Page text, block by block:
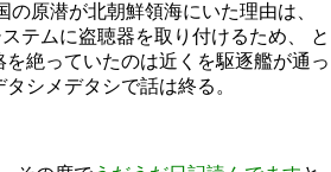
原潜が北朝鮮領海にいた理由は、
テムに盗聴器を取り付けるため、 と
絶っていたのは近くを駆逐艦が通っ
シメデタシで話は終る。